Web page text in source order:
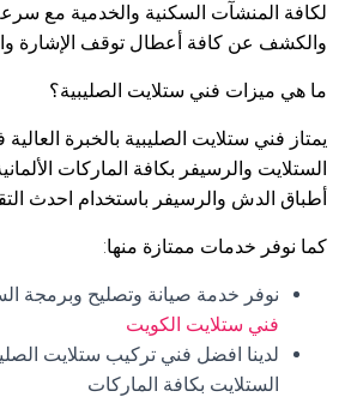
لكافة المنشآت السكنية والخدمية مع
والكشف عن كافة أعطال توقف الإشارة
ما هي ميزات فني ستلايت الصليبية؟
يمتاز فني ستلايت الصليبية بالخبرة
الستلايت والرسيفر بكافة الماركات
أطباق الدش والرسيفر باستخدام احدث
كما نوفر خدمات ممتازة منها:
نوفر خدمة صيانة وتصليح وبرمجة
فني ستلايت الكويت
لدينا افضل فني تركيب ستلايت
الستلايت بكافة الماركات